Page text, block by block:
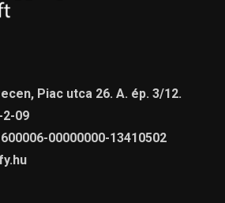
Piac utca 26. A. ép. 3/12.
2-09
00000000-13410502